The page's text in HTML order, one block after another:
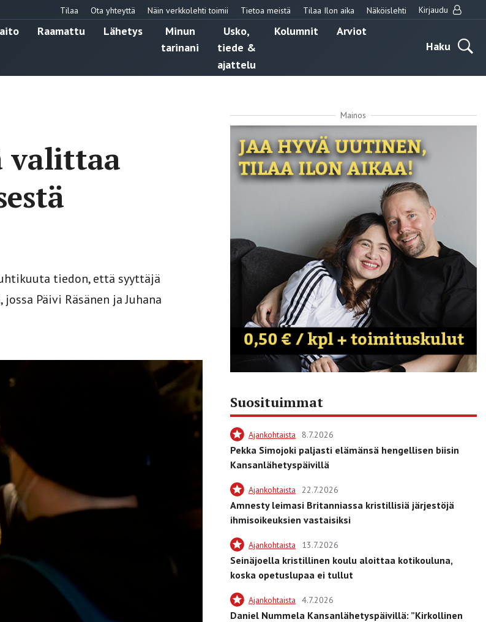
Tilaa Ota yhteyttä Näin verkkolehti toimii Tietoa meistä Tilaa Ilon aika Näköislehti Kirjaudu
Raamattu Lähetys
Minun
tarinani
Usko,
tiede &
ajattelu
Kolumnit
Arviot
Haku
valittaa
tiedon, että syyttäjä
Päivi Räsänen ja Juhana
Mainos
Suosituimmat
Ajankohtaista 8.7.2026
Pekka Simojoki paljasti elämänsä hengellisen biisin
Kansanlähetyspäivillä
Ajankohtaista 22.7.2026
Amnesty leimasi Britanniassa kristillisiä järjestöjä
ihmisoikeuksien vastaisiksi
Ajankohtaista 13.7.2026
Seinäjoella kristillinen koulu aloittaa kotikouluna,
koska opetuslupaa ei tullut
Ajankohtaista 4.7.2026
Daniel Nummela Kansanlähetyspäivillä: ”Kirkollinen